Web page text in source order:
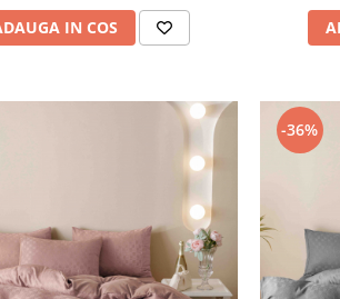
IN COS
-36%